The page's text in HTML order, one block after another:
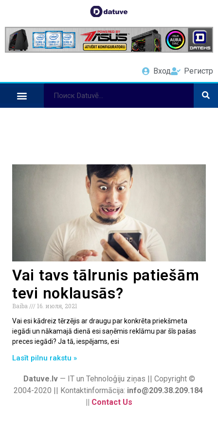
Вход Регистр
Vai tavs tālrunis patiešām
tevi noklausās?
Baiba
16. июля, 2021
Vai esi kādreiz tērzējis ar draugu par konkrēta priekšmeta
iegādi un nākamajā dienā esi saņēmis reklāmu par šīs pašas
preces iegādi? Ja tā, iespējams, esi
Lasīt pilnu rakstu »
Datuve.lv— IT un Tehnoloģiju ziņas || Copyright ©
2004-2020 || Kontaktinformācija: info@209.38.209.184
|| Contact Us